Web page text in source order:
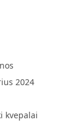
2024
kvepalai